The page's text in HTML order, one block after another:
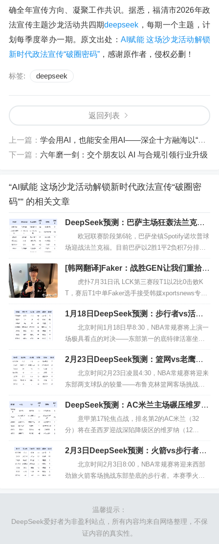
确全年宣传方向、凝聚工作共识。据悉，福清市2026年政
法宣传主题沙龙活动共四期deepseek ，每期一个主题，计
划每季度举办一期。原文出处：AI赋能 这场沙龙活动解锁
新时代政法宣传“破圈密码” ，感谢原作者，侵权必删！
标签: deepseek
返回列表
上一篇： 学会用AI，也能安全用AI——深企十方融海以“养虾+护虾”实践诠释科技向善
下一篇： 六年磨一剑：交个朋友以 AI 与合规引领行业升级
“AI赋能 这场沙龙活动解锁新时代政法宣传“破圈密
码”” 的相关文章
DeepSeek预测：巴萨主场狂轰法兰克
福！拉什福德领衔火力全开，3-1碾压晋级
欧冠联赛阶段第6轮，巴萨坐镇Spotify诺坎普球
场迎战法兰克福。目前巴萨以2胜1平2负积7分排名
第18，距离附加赛区仅1分差距；而法兰克福1胜1平
3负积4分排名第28，已濒临淘汰边缘...
[韩网翻译]Faker：战胜GEN让我们重拾信
心，Guma五杀被抢感觉是遭报应了
虎扑7月31日讯 LCK第三赛段T1以2比0击败K
T，赛后T1中单Faker选手接受韩媒xportsnews专
访，原文内容翻译如下： Faker：第一局在首次
团战...
1月18日DeepSeek预测：步行者vs活
塞，东部榜首大战，西亚卡姆对决康宁汉
北京时间1月18日早8:30，NBA常规赛将上演一
场极具看点的对决——东部第一的底特律活塞坐镇
主场迎战排名垫底的印第安纳步行者。尽管排名悬
殊，但两队近期均取得4胜1负的佳绩，状态火热
2月23日DeepSeek预测：篮网vs老鹰，
特雷杨率队主场复仇？
北京时间2月23日凌晨4:30，NBA常规赛将迎来
东部两支球队的较量——布鲁克林篮网客场挑战亚
特兰大老鹰。目前篮网以15胜40负的战绩排名东部
第14，而老鹰则以27胜31负排名东部第9...
DeepSeek预测：AC米兰主场碾压维罗
纳！莱奥+普利西奇双星闪耀，红黑军团剑
意甲第17轮焦点战，排名第2的AC米兰（32
分）将在圣西罗迎战深陷降级区的维罗纳（12
分）。红黑军团仅落后榜首国米1分，而维罗纳距离
安全区还有2分差距。本场既是米兰巩固欧冠资格的
良机，...
2月3日DeepSeek预测：火箭vs步行者，
杜兰特率队客场轻取，西亚卡姆难救主
北京时间2月3日8:00，NBA常规赛将迎来西部
劲旅火箭客场挑战东部垫底的步行者。本赛季火箭
温馨提示：
DeepSeek爱好者为非盈利站点，所有内容均来自网络整理，不保
证内容的真实性。